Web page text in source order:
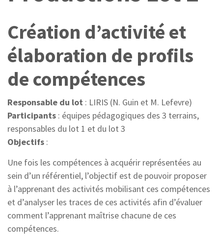
Création d’activité et
élaboration de profils
de compétences
Responsable du lot : LIRIS (N. Guin et M. Lefevre)
Participants : équipes pédagogiques des 3 terrains,
responsables du lot 1 et du lot 3
Objectifs :
Une fois les compétences à acquérir représentées au
sein d’un référentiel, l’objectif est de pouvoir proposer
à l’apprenant des activités mobilisant ces compétences
et d’analyser les traces de ces activités afin d’évaluer
comment l’apprenant maîtrise chacune de ces
compétences.